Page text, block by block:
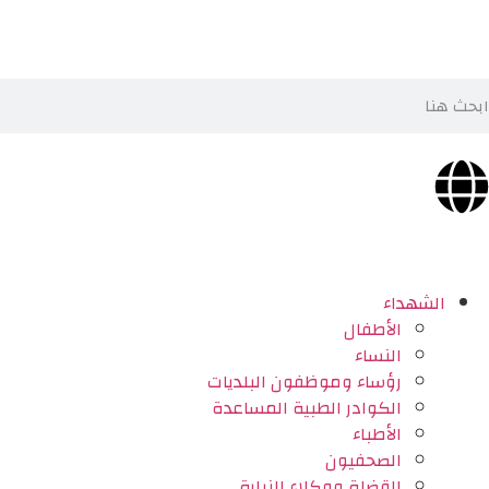
الشهداء
الأطفال
النساء
رؤساء وموظفون البلديات
الكوادر الطبية المساعدة
الأطباء
الصحفيون